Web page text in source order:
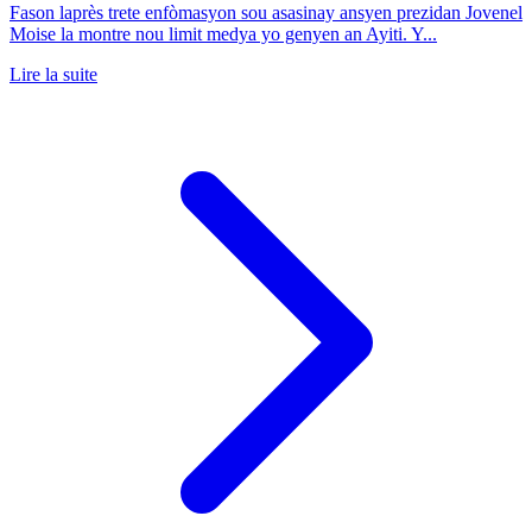
Fason laprès trete enfòmasyon sou asasinay ansyen prezidan Jovenel
Moise la montre nou limit medya yo genyen an Ayiti. Y...
Lire la suite